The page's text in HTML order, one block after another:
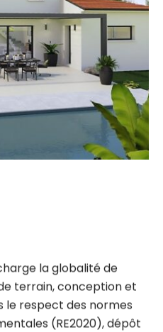
terrain, conception et
le respect des normes
(RE2020), dépôt
construire,